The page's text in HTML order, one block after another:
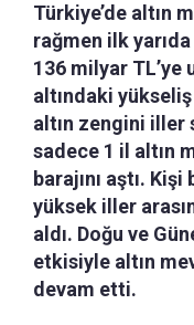
Türkiye’de altın
rağmen ilk
136 milyar TL’ye
altındaki
altın zengini iller
sadece 1 il altın
barajını aştı.
yüksek iller
aldı. Doğu ve
etkisiyle altın
devam etti.